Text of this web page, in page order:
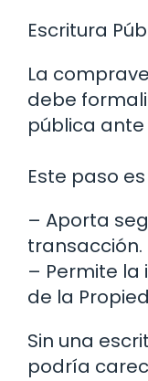
Escritura
La
debe
pública
Este paso
– Aporta
transacción.
– Permite la
de la
Sin una
podría